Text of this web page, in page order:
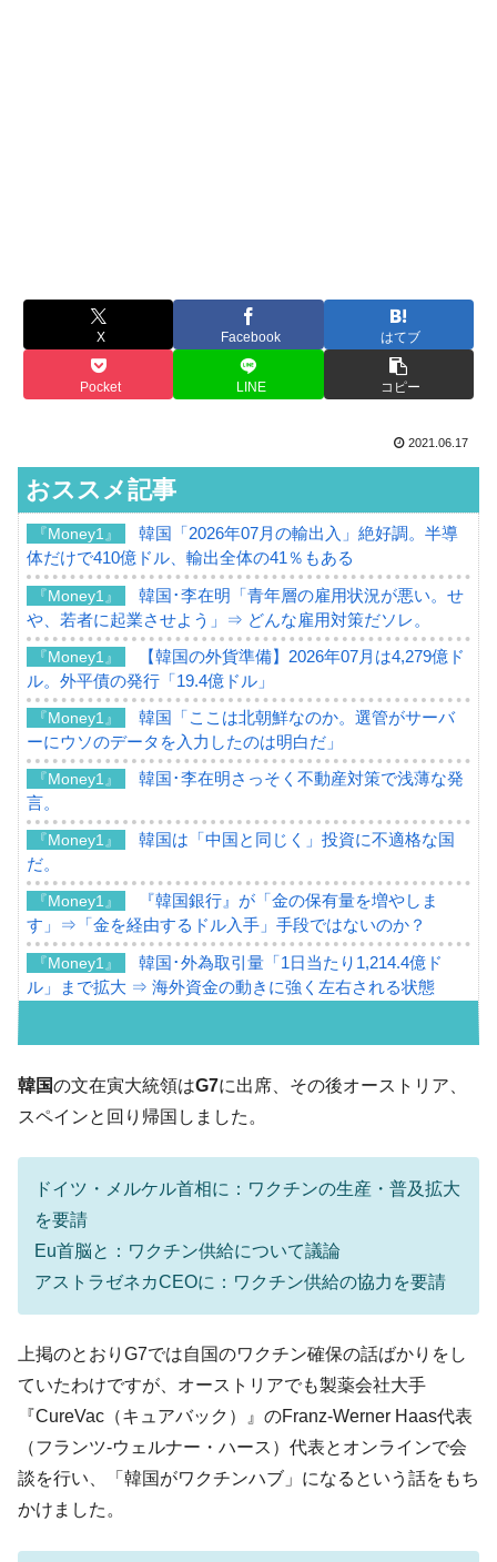
X Facebook はてブ
Pocket LINE コピー
2021.06.17
おススメ記事
『Money1』
韓国「2026年07月の輸出入」絶好調。半導
体だけで410億ドル、輸出全体の41％もある
『Money1』
韓国･李在明「青年層の雇用状況が悪い。せ
や、若者に起業させよう」⇒ どんな雇用対策だソレ。
『Money1』
【韓国の外貨準備】2026年07月は4,279億ド
ル。外平債の発行「19.4億ドル」
『Money1』
韓国「ここは北朝鮮なのか。選管がサーバ
ーにウソのデータを入力したのは明白だ」
『Money1』
韓国･李在明さっそく不動産対策で浅薄な発
言。
『Money1』
韓国は「中国と同じく」投資に不適格な国
だ。
『Money1』
『韓国銀行』が「金の保有量を増やしま
す」⇒「金を経由するドル入手」手段ではないのか？
『Money1』
韓国･外為取引量「1日当たり1,214.4億ド
ル」まで拡大 ⇒ 海外資金の動きに強く左右される状態
い「50.5％」に上昇
『Money1』
韓国大統領府ボンクラ政策室長が告発され
た ⇒ 国家が行った恐るべき株価操作であり、空前の国政壟
動」
『Money1』
国の過剰生産が世界を蝕む。
『Money1』
韓国製造業「半導体絶好調」のウラで他業
種は全般的「不調」⇒ PSIが示す現況は決して良くない。
『Money1』
【米韓激突案件】韓国消費者院が『クーパ
ン』1人当たり賠償10万ウォンを認定 ⇒ 総額3兆7,000億
『Money1』 韓国で猛暑。南東部では干ばつ
『Money1』
韓国型イージス搭載の次世代駆逐艦
「KDDX」1番艦、2032年竣工と公示
『Money1』
韓国の文在寅大統領はG7に出席、その後オーストリア、
スペインと回り帰国しました。
ドイツ・メルケル首相に：ワクチンの生産・普及拡大
を要請
Eu首脳と：ワクチン供給について議論
アストラゼネカCEOに：ワクチン供給の協力を要請
上掲のとおりG7では自国のワクチン確保の話ばかりをし
ていたわけですが、オーストリアでも製薬会社大手
『CureVac（キュアバック）』のFranz-Werner Haas代表
（フランツ-ウェルナー・ハース）代表とオンラインで会
談を行い、「韓国がワクチンハブ」になるという話をもち
かけました。